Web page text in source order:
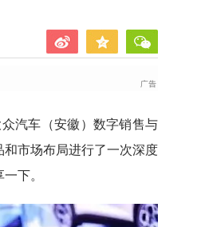
汽车（安徽）数字销售与
市场布局进行了一次深度
下。